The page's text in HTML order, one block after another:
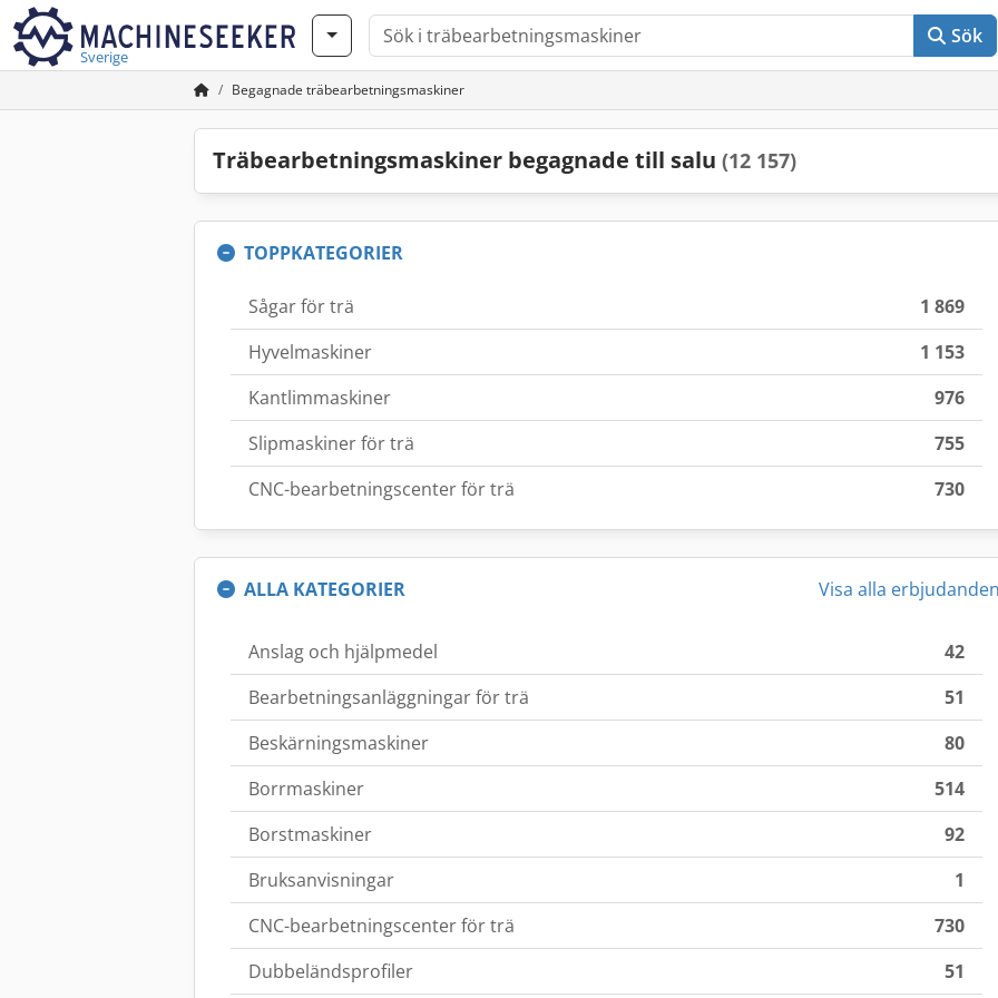
Sverige
Sök
Begagnade träbearbetningsmaskiner
Träbearbetningsmaskiner begagnade till salu (12 157)
TOPPKATEGORIER
Sågar för trä
1 869
Hyvelmaskiner
1 153
Kantlimmaskiner
976
Slipmaskiner för trä
755
CNC-bearbetningscenter för trä
730
ALLA KATEGORIER Visa alla
Anslag och hjälpmedel
42
Bearbetningsanläggningar för trä
51
Beskärningsmaskiner
80
Borrmaskiner
514
Borstmaskiner
92
Bruksanvisningar
1
CNC-bearbetningscenter för trä
730
Dubbeländsprofiler
51